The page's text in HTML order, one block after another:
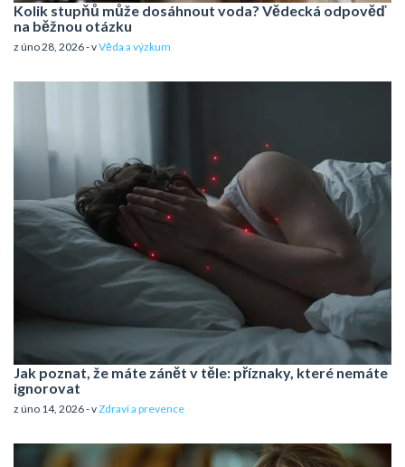
Kolik stupňů může dosáhnout voda? Vědecká odpověď
na běžnou otázku
z úno 28, 2026 - vVěda a výzkum
Jak poznat, že máte zánět v těle: příznaky, které nemáte
ignorovat
z úno 14, 2026 - vZdraví a prevence